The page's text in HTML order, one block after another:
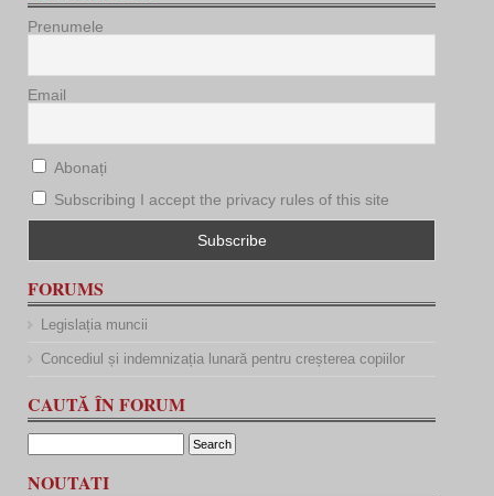
Prenumele
Email
Abonați
Subscribing I accept the privacy rules of this site
FORUMS
Legislația muncii
Concediul și indemnizația lunară pentru creșterea copiilor
CAUTĂ ÎN FORUM
NOUTATI